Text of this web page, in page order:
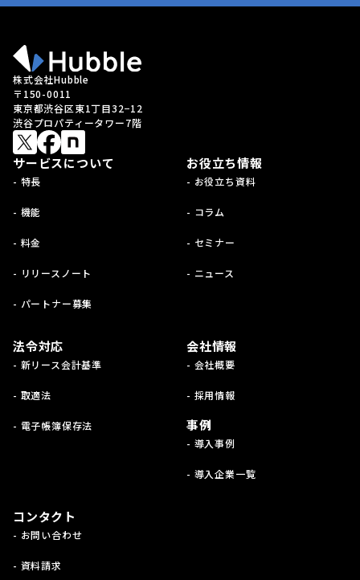
株式会社Hubble
〒150-0011
東京都渋谷区東1丁目32−12
渋谷プロパティータワー7階
サービスについて
- 特長
- 機能
- 料金
- リリースノート
- パートナー募集
お役立ち情報
- お役立ち資料
- コラム
- セミナー
- ニュース
法令対応
- 新リース会計基準
- 取適法
- 電子帳簿保存法
会社情報
- 会社概要
- 採用情報
事例
- 導入事例
- 導入企業一覧
コンタクト
- お問い合わせ
- 資料請求